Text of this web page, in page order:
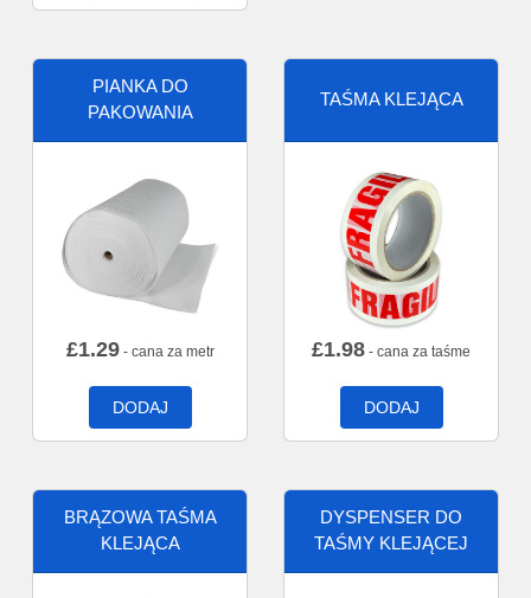
PIANKA DO
PAKOWANIA
£1.29- cana za metr
DODAJ
TAŚMA KLEJĄCA
£1.98 - cana za taśme
DODAJ
BRĄZOWA TAŚMA
KLEJĄCA
DYSPENSER DO
TAŚMY KLEJĄCEJ